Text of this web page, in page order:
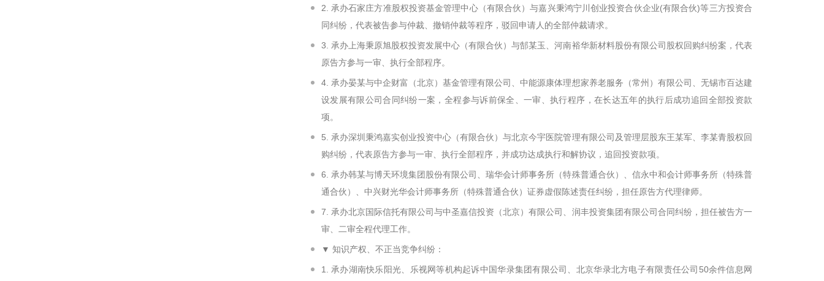
2. 承办石家庄方准股权投资基金管理中心（有限合伙）与嘉兴秉鸿宁川创业投资合伙企业(有限合伙)等三方投资合
同纠纷，代表被告参与仲裁、撤销仲裁等程序，驳回申请人的全部仲裁请求。
3. 承办上海秉原旭股权投资发展中心（有限合伙）与郜某玉、河南裕华新材料股份有限公司股权回购纠纷案，代表
原告方参与一审、执行全部程序。
4. 承办晏某与中企财富（北京）基金管理有限公司、中能源康体理想家养老服务（常州）有限公司、无锡市百达建
设发展有限公司合同纠纷一案，全程参与诉前保全、一审、执行程序，在长达五年的执行后成功追回全部投资款
项。
5. 承办深圳秉鸿嘉实创业投资中心（有限合伙）与北京今宇医院管理有限公司及管理层股东王某军、李某青股权回
购纠纷，代表原告方参与一审、执行全部程序，并成功达成执行和解协议，追回投资款项。
6. 承办韩某与博天环境集团股份有限公司、瑞华会计师事务所（特殊普通合伙）、信永中和会计师事务所（特殊普
通合伙）、中兴财光华会计师事务所（特殊普通合伙）证券虚假陈述责任纠纷，担任原告方代理律师。
7. 承办北京国际信托有限公司与中圣嘉信投资（北京）有限公司、润丰投资集团有限公司合同纠纷，担任被告方一
审、二审全程代理工作。
▼ 知识产权、不正当竞争纠纷：
1. 承办湖南快乐阳光、乐视网等机构起诉中国华录集团有限公司、北京华录北方电子有限责任公司50余件信息网